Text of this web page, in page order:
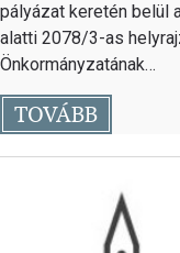
pályázat keretén belül
alatti 2078/3-as
Önkormányzatának…
TOVÁBB